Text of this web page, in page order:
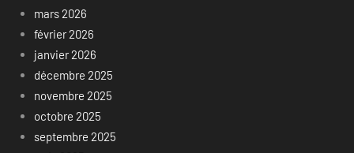
mars 2026
février 2026
janvier 2026
décembre 2025
novembre 2025
octobre 2025
septembre 2025